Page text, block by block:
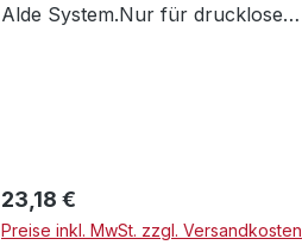
Alde System.Nur für drucklose
Regulärer Preis:
23,18 €
Preise inkl. MwSt. zzgl. Versandkosten